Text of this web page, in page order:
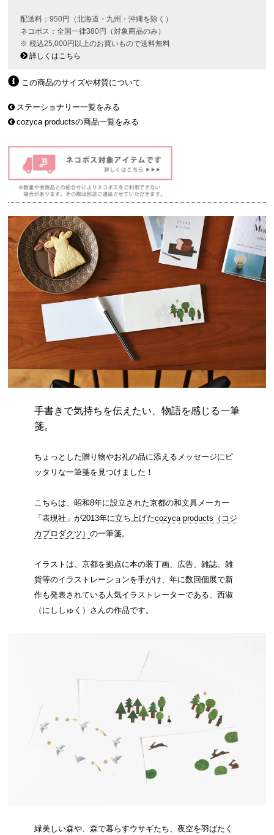
配送料：950円（北海道・九州・沖縄を除く）
ネコポス：全国一律380円（対象商品のみ）
※ 税込25,000円以上のお買いもので送料無料
詳しくはこちら
この商品のサイズや材質について
ステーショナリー一覧をみる
cozyca productsの商品一覧をみる
手書きで気持ちを伝えたい、物語を感じる一筆
箋。
ちょっとした贈り物やお礼の品に添えるメッセージにピ
ッタリな一筆箋を見つけました！
こちらは、昭和8年に設立された京都の和文具メーカー
「表現社」が2013年に立ち上げたcozyca products（コジ
カプロダクツ） の一筆箋。
イラストは、京都を拠点に本の装丁画、広告、雑誌、雑
貨等のイラストレーションを手がけ、年に数回個展で新
作も発表されている人気イラストレーターである、西淑
（にししゅく）さんの作品です。
緑美しい森や、森で暮らすウサギたち、夜空を羽ばたく